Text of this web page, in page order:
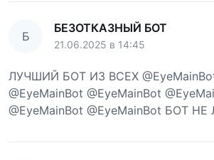
Б
БЕЗОТКАЗНЫЙ БОТ
21.06.2025 в 14:45
ЛУЧШИЙ БОТ ИЗ ВСЕХ @EyeMainBot
@EyeMainBot @EyeMainBot
@EyeMainBot @EyeMainBot БОТ НЕ